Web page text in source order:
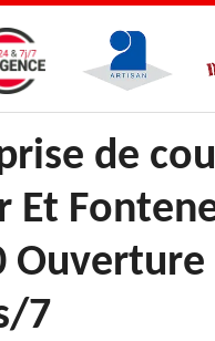
de
Et
Ouverture
7